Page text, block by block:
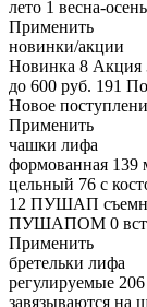
лето 1 весна-осень
Применить
новинки/акции
Новинка 8 Акция
до 600 руб. 191
Новое
Применить
чашки лифа
формованная 139
цельный 76 с
12 ПУШАП
ПУШАПОМ 0
Применить
бретельки лифа
регулируемые 206
завязываются на